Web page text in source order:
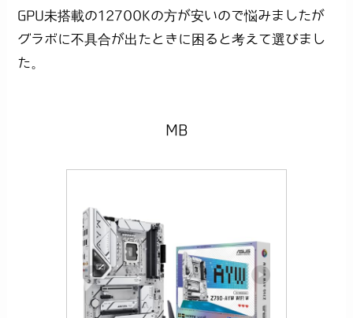
GPU未搭載の12700Kの方が安いので悩みましたが
グラボに不具合が出たときに困ると考えて選びまし
た。
MB